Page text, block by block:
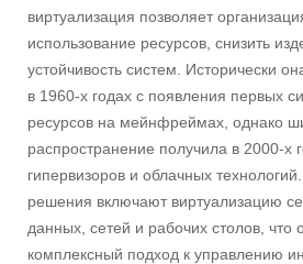
виртуализация позволяет
использование ресурсов, снизить
устойчивость систем. Исторически
в 1960-х годах с появления первых
ресурсов на мейнфреймах, однако
распространение получила в 2000-х
гипервизоров и облачных
решения включают виртуализацию
данных, сетей и рабочих столов, что
комплексный подход к управлению